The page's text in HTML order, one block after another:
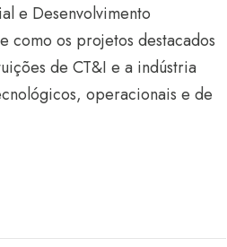
e Desenvolvimento
como os projetos destacados
de CT&I e a indústria
operacionais e de